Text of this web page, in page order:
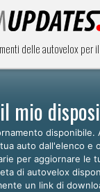
delle autovelox per
mio
disponibile.
auto dall'elenco e
per aggiornare le
di autovelox
un link di